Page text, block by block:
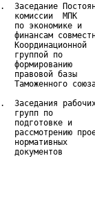
Заседание
комиссии  МПК
по экономике и
финансам
Координационной
группой по
формированию
правовой базы
Таможенного
Заседания
групп по
подготовке и
рассмотрению
нормативных
документов